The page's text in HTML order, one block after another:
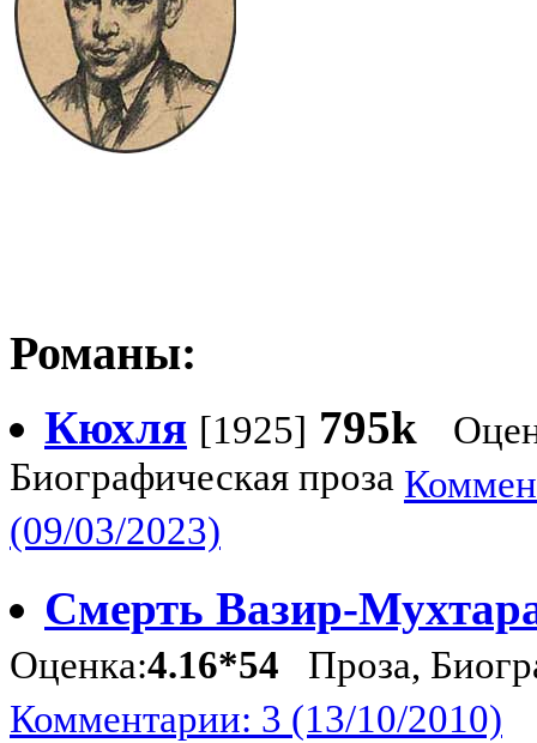
Романы:
Кюхля [1925] 795k
Биографическая проза
(09/03/2023)
Смерть Вазир-
Оценка:4.16*54 Проза,
Комментарии: 3 (13/10/2010)